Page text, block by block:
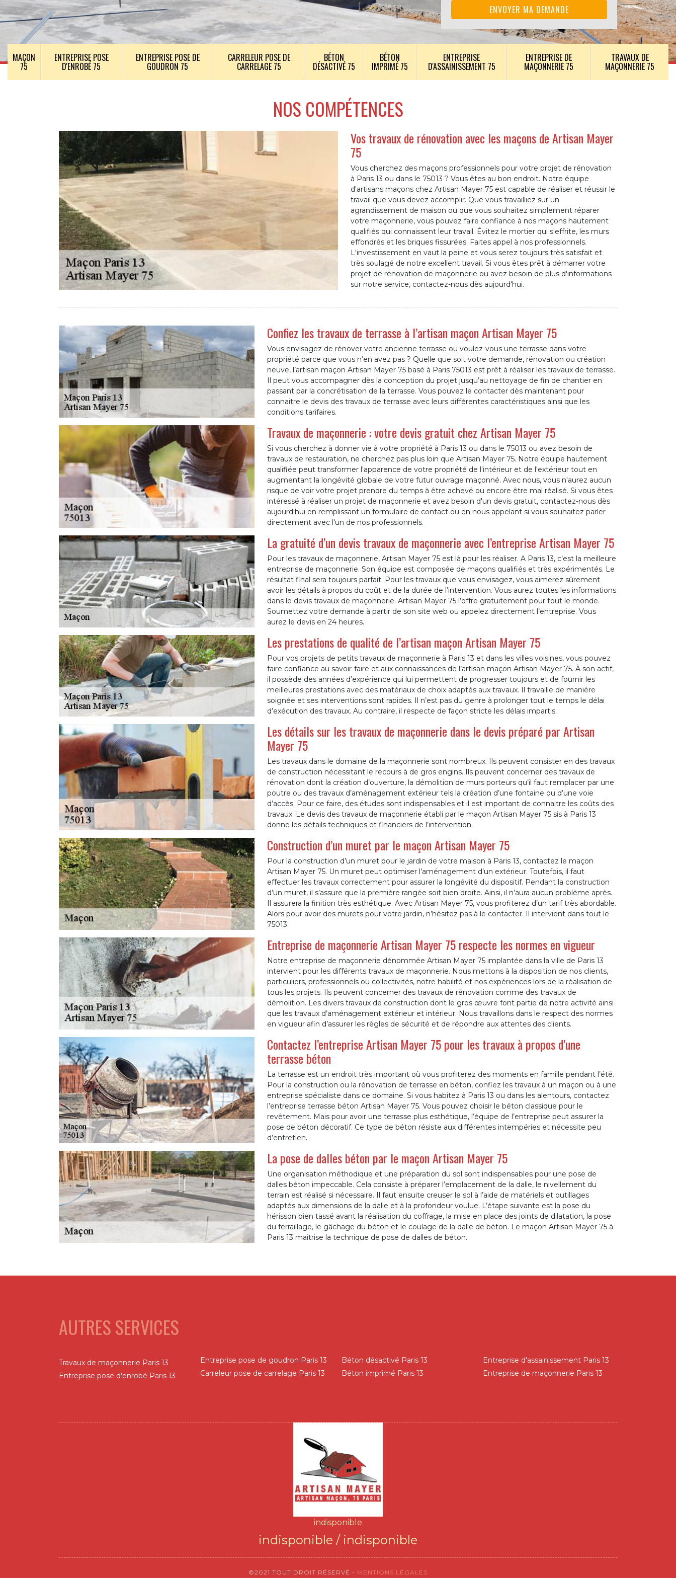
MAÇON
75
ENTREPRISE POSE
D'ENROBÉ 75
ENTREPRISE POSE DE
GOUDRON 75
CARRELEUR POSE DE
CARRELAGE 75
BÉTON
DÉSACTIVÉ 75
BÉTON
IMPRIMÉ 75
ENTREPRISE
D'ASSAINISSEMENT 75
ENTREPRISE DE
MAÇONNERIE 75
TRAVAUX DE
MAÇONNERIE 75
NOS COMPÉTENCES
Vos travaux de rénovation avec les maçons de Artisan Mayer
75
Vous cherchez des maçons professionnels pour votre projet de rénovation
à Paris 13 ou dans le 75013 ? Vous êtes au bon endroit. Notre équipe
d'artisans maçons chez Artisan Mayer 75 est capable de réaliser et réussir le
travail que vous devez accomplir. Que vous travailliez sur un
agrandissement de maison ou que vous souhaitez simplement réparer
votre maçonnerie, vous pouvez faire confiance à nos maçons hautement
qualifiés qui connaissent leur travail. Évitez le mortier qui s'effrite, les murs
effondrés et les briques fissurées. Faites appel à nos professionnels.
L'investissement en vaut la peine et vous serez toujours très satisfait et
très soulagé de notre excellent travail. Si vous êtes prêt à démarrer votre
projet de rénovation de maçonnerie ou avez besoin de plus d'informations
sur notre service, contactez-nous dès aujourd'hui.
Confiez les travaux de terrasse à l’artisan maçon Artisan Mayer 75
Vous envisagez de rénover votre ancienne terrasse ou voulez-vous une terrasse dans votre
propriété parce que vous n’en avez pas ? Quelle que soit votre demande, rénovation ou création
neuve, l’artisan maçon Artisan Mayer 75 basé à Paris 75013 est prêt à réaliser les travaux de terrasse.
Il peut vous accompagner dès la conception du projet jusqu’au nettoyage de fin de chantier en
passant par la concrétisation de la terrasse. Vous pouvez le contacter dès maintenant pour
connaitre le devis des travaux de terrasse avec leurs différentes caractéristiques ainsi que les
conditions tarifaires.
Travaux de maçonnerie : votre devis gratuit chez Artisan Mayer 75
Si vous cherchez à donner vie à votre propriété à Paris 13 ou dans le 75013 ou avez besoin de
travaux de restauration, ne cherchez pas plus loin que Artisan Mayer 75. Notre équipe hautement
qualifiée peut transformer l'apparence de votre propriété de l'intérieur et de l'extérieur tout en
augmentant la longévité globale de votre futur ouvrage maçonné. Avec nous, vous n'aurez aucun
risque de voir votre projet prendre du temps à être achevé ou encore être mal réalisé. Si vous êtes
intéressé à réaliser un projet de maçonnerie et avez besoin d'un devis gratuit, contactez-nous dès
aujourd'hui en remplissant un formulaire de contact ou en nous appelant si vous souhaitez parler
directement avec l'un de nos professionnels.
La gratuité d’un devis travaux de maçonnerie avec l’entreprise Artisan Mayer 75
Pour les travaux de maçonnerie, Artisan Mayer 75 est là pour les réaliser. A Paris 13, c’est la meilleure
entreprise de maçonnerie. Son équipe est composée de maçons qualifiés et très expérimentés. Le
résultat final sera toujours parfait. Pour les travaux que vous envisagez, vous aimerez sûrement
avoir les détails à propos du coût et de la durée de l’intervention. Vous aurez toutes les informations
dans le devis travaux de maçonnerie. Artisan Mayer 75 l’offre gratuitement pour tout le monde.
Soumettez votre demande à partir de son site web ou appelez directement l’entreprise. Vous
aurez le devis en 24 heures.
Les prestations de qualité de l’artisan maçon Artisan Mayer 75
Pour vos projets de petits travaux de maçonnerie à Paris 13 et dans les villes voisines, vous pouvez
faire confiance au savoir-faire et aux connaissances de l’artisan maçon Artisan Mayer 75. À son actif,
il possède des années d’expérience qui lui permettent de progresser toujours et de fournir les
meilleures prestations avec des matériaux de choix adaptés aux travaux. Il travaille de manière
soignée et ses interventions sont rapides. Il n’est pas du genre à prolonger tout le temps le délai
d’exécution des travaux. Au contraire, il respecte de façon stricte les délais impartis.
Les détails sur les travaux de maçonnerie dans le devis préparé par Artisan
Mayer 75
Les travaux dans le domaine de la maçonnerie sont nombreux. Ils peuvent consister en des travaux
de construction nécessitant le recours à de gros engins. Ils peuvent concerner des travaux de
rénovation dont la création d’ouverture, la démolition de murs porteurs qu’il faut remplacer par une
poutre ou des travaux d’aménagement extérieur tels la création d’une fontaine ou d’une voie
d’accès. Pour ce faire, des études sont indispensables et il est important de connaitre les coûts des
travaux. Le devis des travaux de maçonnerie établi par le maçon Artisan Mayer 75 sis à Paris 13
donne les détails techniques et financiers de l’intervention.
Construction d’un muret par le maçon Artisan Mayer 75
Pour la construction d’un muret pour le jardin de votre maison à Paris 13, contactez le maçon
Artisan Mayer 75. Un muret peut optimiser l’aménagement d’un extérieur. Toutefois, il faut
effectuer les travaux correctement pour assurer la longévité du dispositif. Pendant la construction
d’un muret, il s’assure que la première rangée soit bien droite. Ainsi, il n’aura aucun problème après.
Il assurera la finition très esthétique. Avec Artisan Mayer 75, vous profiterez d’un tarif très abordable.
Alors pour avoir des murets pour votre jardin, n’hésitez pas à le contacter. Il intervient dans tout le
75013.
Entreprise de maçonnerie Artisan Mayer 75 respecte les normes en vigueur
Notre entreprise de maçonnerie dénommée Artisan Mayer 75 implantée dans la ville de Paris 13
intervient pour les différents travaux de maçonnerie. Nous mettons à la disposition de nos clients,
particuliers, professionnels ou collectivités, notre habilité et nos expériences lors de la réalisation de
tous les projets. Ils peuvent concerner des travaux de rénovation comme des travaux de
démolition. Les divers travaux de construction dont le gros œuvre font partie de notre activité ainsi
que les travaux d’aménagement extérieur et intérieur. Nous travaillons dans le respect des normes
en vigueur afin d’assurer les règles de sécurité et de répondre aux attentes des clients.
Contactez l’entreprise Artisan Mayer 75 pour les travaux à propos d’une
terrasse béton
La terrasse est un endroit très important où vous profiterez des moments en famille pendant l’été.
Pour la construction ou la rénovation de terrasse en béton, confiez les travaux à un maçon ou à une
entreprise spécialiste dans ce domaine. Si vous habitez à Paris 13 ou dans les alentours, contactez
l’entreprise terrasse béton Artisan Mayer 75. Vous pouvez choisir le béton classique pour le
revêtement. Mais pour avoir une terrasse plus esthétique, l’équipe de l’entreprise peut assurer la
pose de béton décoratif. Ce type de béton résiste aux différentes intempéries et nécessite peu
d’entretien.
La pose de dalles béton par le maçon Artisan Mayer 75
Une organisation méthodique et une préparation du sol sont indispensables pour une pose de
dalles béton impeccable. Cela consiste à préparer l’emplacement de la dalle, le nivellement du
terrain est réalisé si nécessaire. Il faut ensuite creuser le sol à l’aide de matériels et outillages
adaptés aux dimensions de la dalle et à la profondeur voulue. L’étape suivante est la pose du
hérisson bien tassé avant la réalisation du coffrage, la mise en place des joints de dilatation, la pose
du ferraillage, le gâchage du béton et le coulage de la dalle de béton. Le maçon Artisan Mayer 75 à
Paris 13 maitrise la technique de pose de dalles de béton.
AUTRES SERVICES
Travaux de maçonnerie Paris 13
Entreprise pose d'enrobé Paris 13
Entreprise pose de goudron Paris 13
Carreleur pose de carrelage Paris 13
Béton désactivé Paris 13
Béton imprimé Paris 13
Entreprise d'assainissement Paris 13
Entreprise de maçonnerie Paris 13
indisponible
indisponible / indisponible
©2021 TOUT DROIT RÉSERVÉ - MENTIONS LÉGALES